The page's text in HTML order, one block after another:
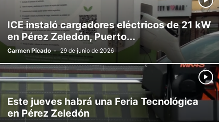
ICE instaló cargadores eléctricos de 21 kW
en Pérez Zeledón, Puerto...
Carmen Picado - 29 de junio de 2026
Este jueves habrá una Feria Tecnológica
en Pérez Zeledón